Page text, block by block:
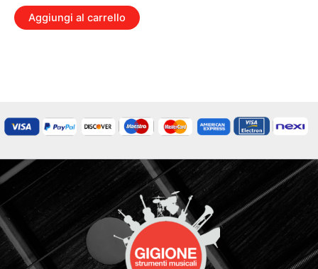
Aggiungi al carrello